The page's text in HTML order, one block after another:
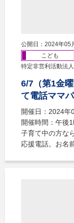
公開日：2024年05
こども
特定非営利活動法
6/7（第1金
て電話ママ
開催日：2024年
開催時間：午後
子育て中の方な
応援電話。お名